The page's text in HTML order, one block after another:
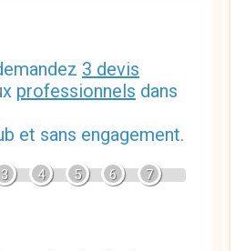
3 devis
professionnels dans
et sans engagement.
3 4 5 6 7